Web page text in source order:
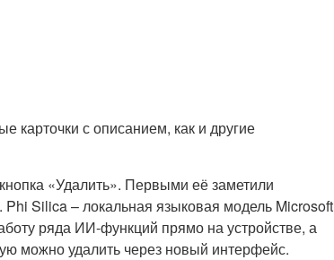
карточки с описанием, как и другие
«Удалить». Первыми её заметили
Silica – локальная языковая модель Microsoft
ряда ИИ-функций прямо на устройстве, а
можно удалить через новый интерфейс.